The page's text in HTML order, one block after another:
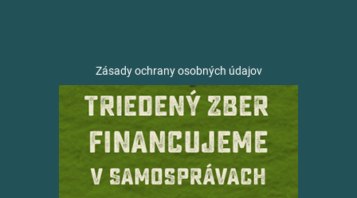
Zásady ochrany osobných údajov